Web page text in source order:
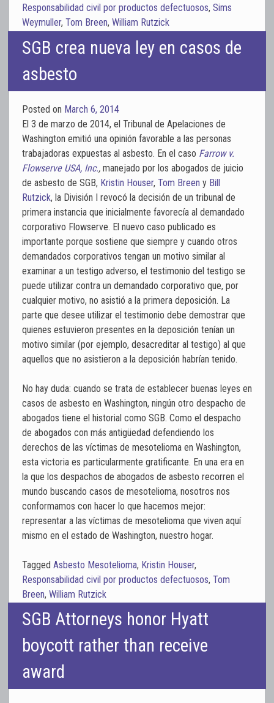
Responsabilidad civil por productos defectuosos, Sims
Weymuller, Tom Breen, William Rutzick
SGB crea nueva ley en casos de
asbesto
Posted on March 6, 2014
El 3 de marzo de 2014, el Tribunal de Apelaciones de
Washington emitió una opinión favorable a las personas
trabajadoras expuestas al asbesto. En el caso Farrow v.
Flowserve USA, Inc.,manejado por los abogados de juicio
de asbesto de SGB, Kristin Houser, Tom Breen y Bill
Rutzick, la División I revocó la decisión de un tribunal de
primera instancia que inicialmente favorecía al demandado
corporativo Flowserve. El nuevo caso publicado es
importante porque sostiene que siempre y cuando otros
demandados corporativos tengan un motivo similar al
examinar a un testigo adverso, el testimonio del testigo se
puede utilizar contra un demandado corporativo que, por
cualquier motivo, no asistió a la primera deposición. La
parte que desee utilizar el testimonio debe demostrar que
quienes estuvieron presentes en la deposición tenían un
motivo similar (por ejemplo, desacreditar al testigo) al que
aquellos que no asistieron a la deposición habrían tenido.
No hay duda: cuando se trata de establecer buenas leyes en
casos de asbesto en Washington, ningún otro despacho de
abogados tiene el historial como SGB. Como el despacho
de abogados con más antigüedad defendiendo los
derechos de las víctimas de mesotelioma en Washington,
esta victoria es particularmente gratificante. En una era en
la que los despachos de abogados de asbesto recorren el
mundo buscando casos de mesotelioma, nosotros nos
conformamos con hacer lo que hacemos mejor:
representar a las víctimas de mesotelioma que viven aquí
mismo en el estado de Washington, nuestro hogar.
Tagged Asbesto Mesotelioma, Kristin Houser,
Responsabilidad civil por productos defectuosos, Tom
Breen, William Rutzick
SGB Attorneys honor Hyatt
boycott rather than receive
award